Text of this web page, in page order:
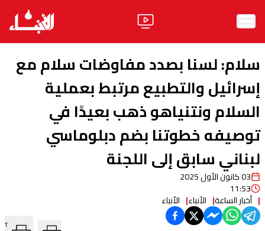
الأخبار
آراء
فيديو
مواقف
وليد جنبلاطالحزب
ابحث
سلام: لسنا بصدد مفاوضات سلام مع
إسرائيل والتطبيع مرتبط بعملية
السلام ونتنياهو ذهب بعيدًا في
توصيفه خطوتنا بضم دبلوماسي
لبناني سابق إلى اللجنة
03 كانون الأول 2025
11:53
أخبار الساعة الأنباء الأنباء
T